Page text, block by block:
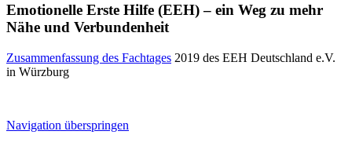
Emotionelle Erste Hilfe (EEH) – ein Weg zu mehr
Nähe und Verbundenheit
Zusammenfassung des Fachtages 2019 des EEH Deutschland e.V.
in Würzburg
Navigation überspringen